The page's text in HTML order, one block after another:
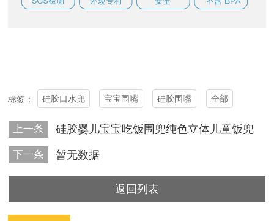
标签： 硅胶口水兜 宝宝围嘴 硅胶围嘴 全部
上一条 硅胶婴儿宝宝吃饭围兜纯色立体儿童饭兜
下一条 暂无数据
返回列表